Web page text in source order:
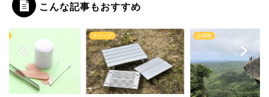
こんな記事もおすすめ
キャンプ 山情報